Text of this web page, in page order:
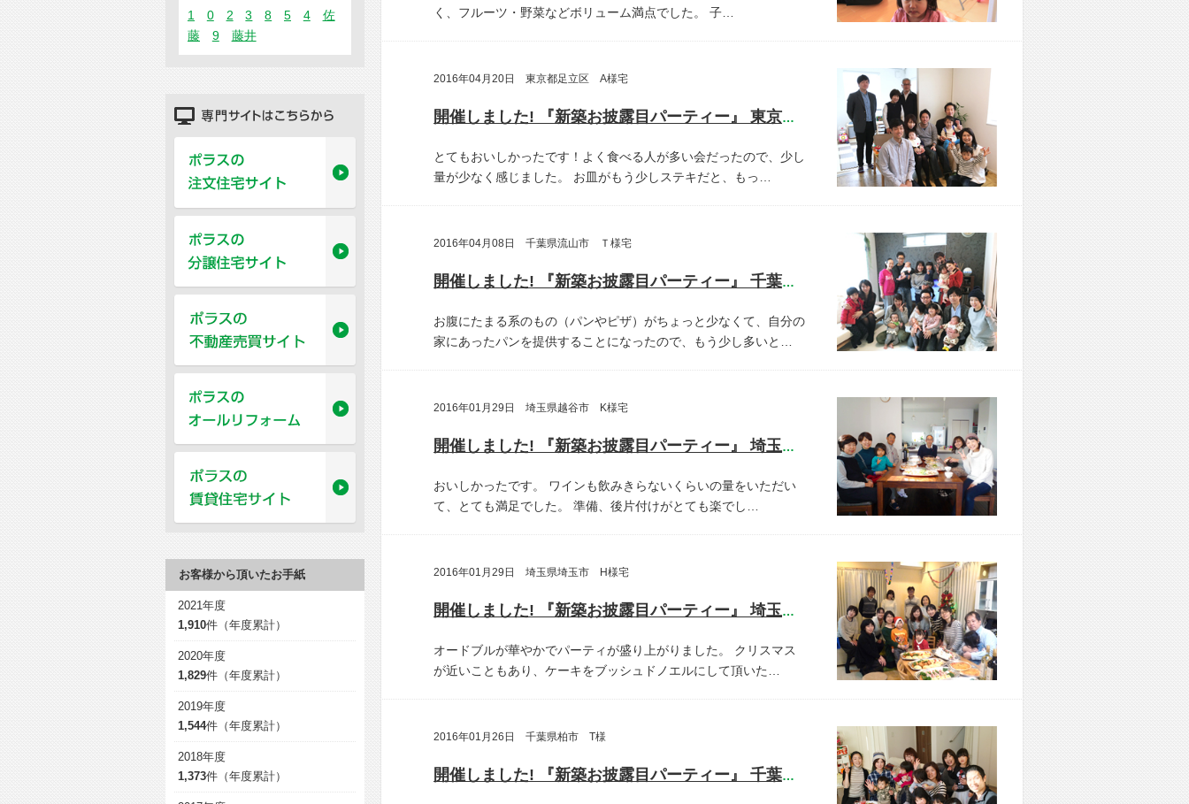
く、フルーツ・野菜などボリューム満点でした。
子…
2016年04月20日 東京都足立区 A様宅
開催しました! 『新築お披露目パーティー』 東京都足立区 A様宅
とてもおいしかったです！よく食べる人が多い会だったので、少し
量が少なく感じました。
お皿がもう少しステキだと、もっ…
2016年04月08日 千葉県流山市 Ｔ様宅
開催しました! 『新築お披露目パーティー』 千葉県流山市 T様宅
お腹にたまる系のもの（パンやピザ）がちょっと少なくて、自分の
家にあったパンを提供することになったので、もう少し多いと…
2016年01月29日 埼玉県越谷市 K様宅
開催しました! 『新築お披露目パーティー』 埼玉県越谷市 K様宅
おいしかったです。
ワインも飲みきらないくらいの量をいただい
て、とても満足でした。
準備、後片付けがとても楽でし…
2016年01月29日 埼玉県埼玉市 H様宅
開催しました! 『新築お披露目パーティー』 埼玉県埼玉市 H様宅
オードブルが華やかでパーティが盛り上がりました。
クリスマス
が近いこともあり、ケーキをブッシュドノエルにして頂いた…
2016年01月26日 千葉県柏市 T様
開催しました! 『新築お披露目パーティー』 千葉県柏市 T様宅
1 0 2 3 8 5 4
佐
藤
9 藤井
お客様から頂いたお手紙
2021年度
1,910件（年度累計）
2020年度
1,829件（年度累計）
2019年度
1,544件（年度累計）
2018年度
1,373件（年度累計）